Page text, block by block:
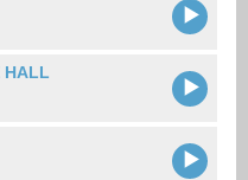
HALL